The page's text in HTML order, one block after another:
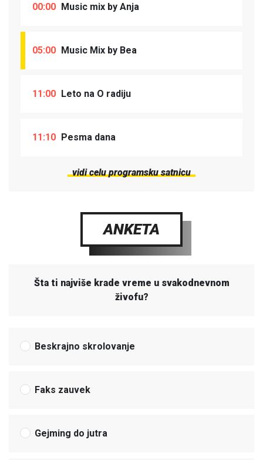
00:00 Music mix by Anja
05:00 Music Mix by Bea
11:00 Leto na O radiju
11:10 Pesma dana
vidi celu programsku satnicu
ANKETA
Šta ti najviše krade vreme u svakodnevnom
živofu?
Beskrajno skrolovanje
Faks zauvek
Gejming do jutra